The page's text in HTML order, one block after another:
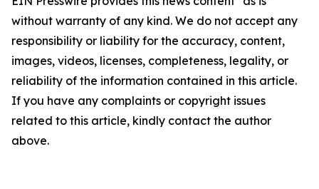
without warranty of any kind. We do not accept any
responsibility or liability for the accuracy, content,
images, videos, licenses, completeness, legality, or
reliability of the information contained in this article.
If you have any complaints or copyright issues
related to this article, kindly contact the author
above.